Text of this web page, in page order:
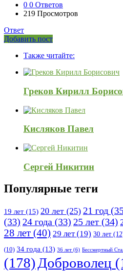
0 0 Ответов
219 Просмотров
Ответ
Боковая
Добавить пост
120x600Также читайте:
Греков Кирилл
Кисляков Павел
Сергей Никитин
Популярные теги
19 лет (15) 20 лет (25) 21 год
(33) 24 года (33) 25 лет (34)
28 лет (40) 29 лет(19) 30 лет
(10) 34 года (13) 36 лет (6) Бессмертный
(178) Доброволец